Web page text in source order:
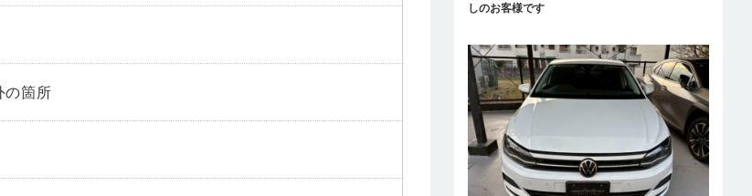
の箇所
しのお客様です